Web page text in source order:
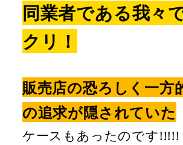
同業者である我々
クリ！
販売店の恐ろしく一方
の追求が隠されていた
ケースもあったのです!!!!!